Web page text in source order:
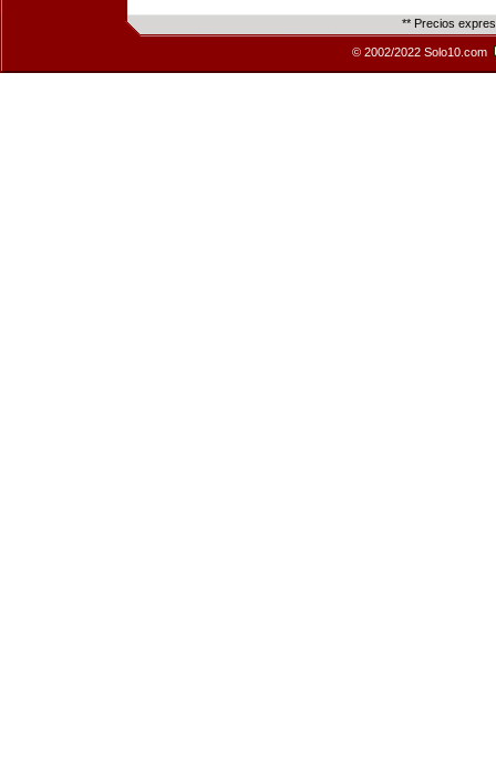
** Precios
© 2002/2022 Solo10.com